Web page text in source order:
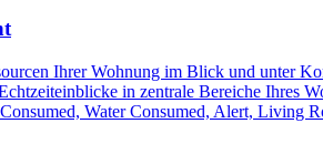
Ihrer Wohnung im Blick und unter
in zentrale Bereiche Ihres
Water Consumed, Alert,